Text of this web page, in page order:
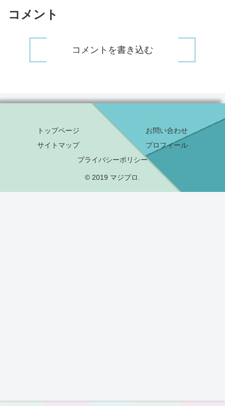
コメント
コメントを書き込む
トップページ
お問い合わせ
サイトマップ
プロフィール
プライバシーポリシー
© 2019 マジブロ.